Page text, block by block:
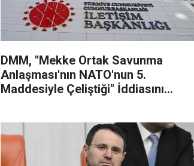
DMM, "Mekke Ortak Savunma
Anlaşması'nın NATO'nun 5.
Maddesiyle Çeliştiği" İddiasını